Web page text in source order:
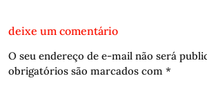
deixe um comentário
O seu endereço de e-mail não será
obrigatórios são marcados com *